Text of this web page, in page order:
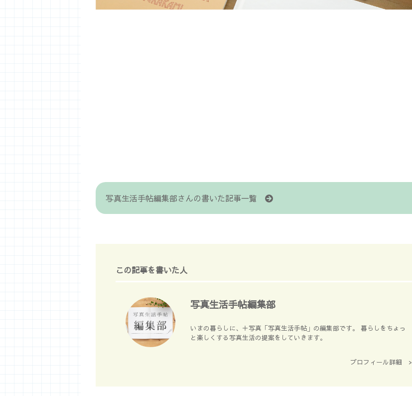
写真生活手帖編集部さんの書いた記事一覧
この記事を書いた人
写真生活手帖編集部
いまの暮らしに、＋写真「写真生活手帖」の編集部です。 暮らしをちょっ
と楽しくする写真生活の提案をしていきます。
プロフィール詳細 >